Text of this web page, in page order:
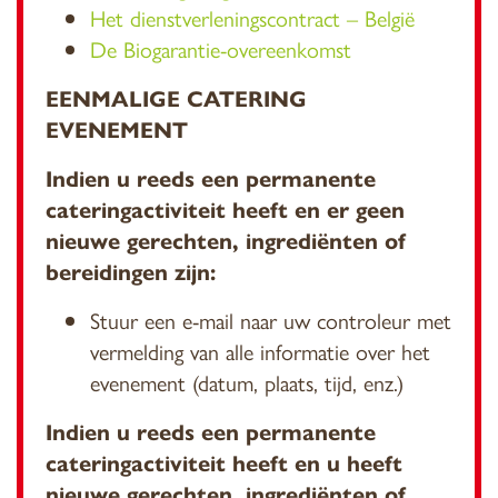
Het dienstverleningscontract – België
De Biogarantie-overeenkomst
EENMALIGE CATERING
EVENEMENT
Indien u reeds een permanente
cateringactiviteit heeft en er geen
nieuwe gerechten, ingrediënten of
bereidingen zijn:
Stuur een e-mail naar uw controleur met
vermelding van alle informatie over het
evenement (datum, plaats, tijd, enz.)
Indien u reeds een permanente
cateringactiviteit heeft en u heeft